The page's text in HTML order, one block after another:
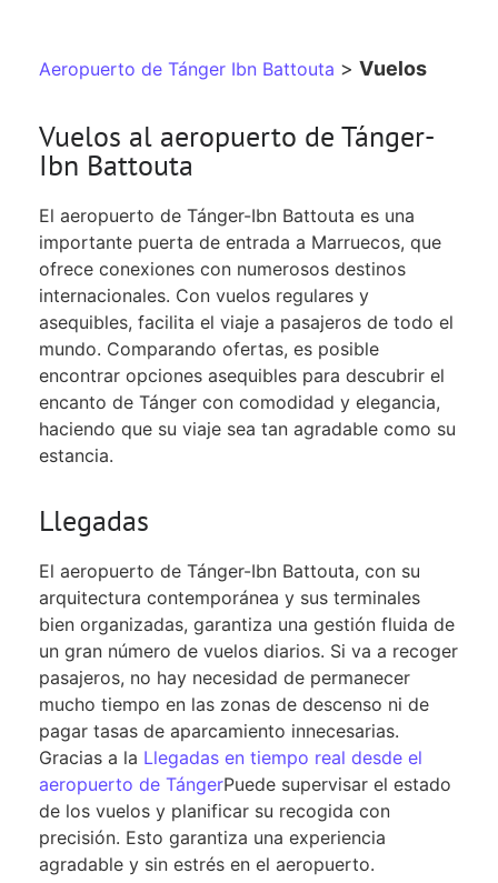
Aeropuerto de Tánger Ibn Battouta > Vuelos
Vuelos al aeropuerto de Tánger-
Ibn Battouta
El aeropuerto de Tánger-Ibn Battouta es una
importante puerta de entrada a Marruecos, que
ofrece conexiones con numerosos destinos
internacionales. Con vuelos regulares y
asequibles, facilita el viaje a pasajeros de todo el
mundo. Comparando ofertas, es posible
encontrar opciones asequibles para descubrir el
encanto de Tánger con comodidad y elegancia,
haciendo que su viaje sea tan agradable como su
estancia.
Llegadas
El aeropuerto de Tánger-Ibn Battouta, con su
arquitectura contemporánea y sus terminales
bien organizadas, garantiza una gestión fluida de
un gran número de vuelos diarios. Si va a recoger
pasajeros, no hay necesidad de permanecer
mucho tiempo en las zonas de descenso ni de
pagar tasas de aparcamiento innecesarias.
Gracias a la Llegadas en tiempo real desde el
aeropuerto de TángerPuede supervisar el estado
de los vuelos y planificar su recogida con
precisión. Esto garantiza una experiencia
agradable y sin estrés en el aeropuerto.